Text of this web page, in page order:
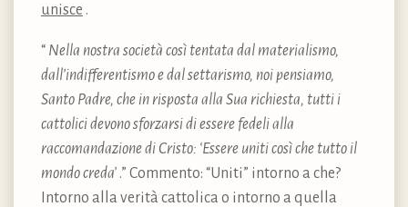
unisce .
“ Nella nostra società così tentata dal materialismo,
dall’indifferentismo e dal settarismo, noi pensiamo,
Santo Padre, che in risposta alla Sua richiesta, tutti i
cattolici devono sforzarsi di essere fedeli alla
raccomandazione di Cristo: ‘Essere uniti così che tutto il
mondo creda’ .” Commento: “Uniti” intorno a che?
Intorno alla verità cattolica o intorno a quella